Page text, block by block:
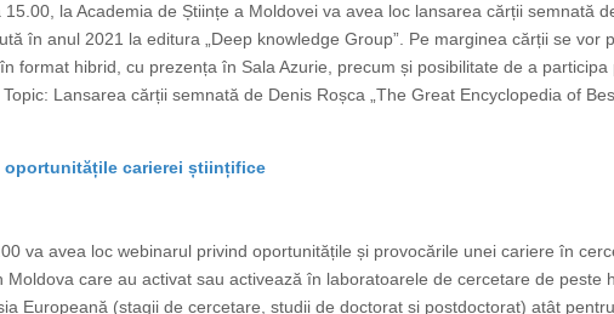
la Academia de Științe a Moldovei va avea loc lansarea cărții semnată
în anul 2021 la editura „Deep knowledge Group”. Pe marginea cărții se vor
format hibrid, cu prezența în Sala Azurie, precum și posibilitate de a
Lansarea cărții semnată de Denis Roșca „The Great Encyclopedia of
oportunitățile carierei științifice
va avea loc webinarul privind oportunitățile și provocările unei cariere în
Moldova care au activat sau activează în laboratoarele de cercetare de peste
Europeană (stagii de cercetare, studii de doctorat și postdoctorat) atât